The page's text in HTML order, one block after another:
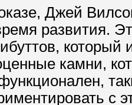
Джей
развития.
который
камни,
с